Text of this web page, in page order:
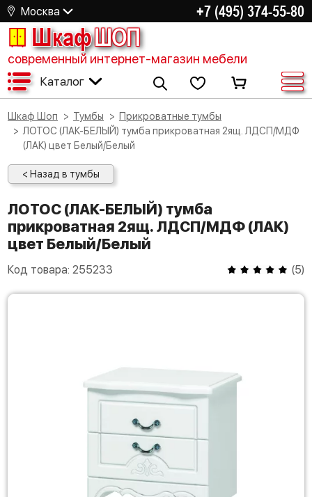
Москва +7 (495) 374-55-80
ШкафШОП
современный интернет-магазин мебели
Каталог
Шкаф Шоп Тумбы
Прикроватные тумбы
ЛОТОС (ЛАК-БЕЛЫЙ) тумба прикроватная 2ящ. ЛДСП/МДФ
(ЛАК) цвет Белый/Белый
< Назад в тумбы
ЛОТОС (ЛАК-БЕЛЫЙ) тумба
прикроватная 2ящ. ЛДСП/МДФ (ЛАК)
цвет Белый/Белый
Код товара: 255233 (5)